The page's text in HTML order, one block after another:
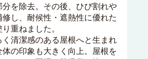
を除去。その後、ひび割れや
し、耐候性・遮熱性に優れた
重ねました。
清潔感のある屋根へと生まれ
の印象も大きく向上。屋根を